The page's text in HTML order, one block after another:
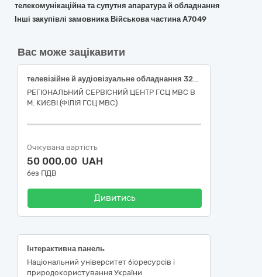
телекомунікаційна та супутня апаратура й обладнання
Інші закупівлі замовника Військова частина А7049
Вас може зацікавити
телевізійне й аудіовізуальне обладнання 32320000-2 за ДК 021:2015 Єдиного закупівельного словника
РЕГІОНАЛЬНИЙ СЕРВІСНИЙ ЦЕНТР ГСЦ МВС В
М. КИЄВІ (ФІЛІЯ ГСЦ МВС)
Очікувана вартість
50 000,00 UAH
без ПДВ
Дивитись
Інтерактивна панель
Національний університет біоресурсів і
природокористування України